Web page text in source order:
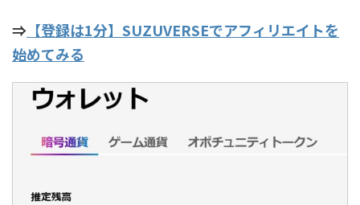
⇒ 【登録は1分】SUZUVERSEでアフィリエイトを
始めてみる